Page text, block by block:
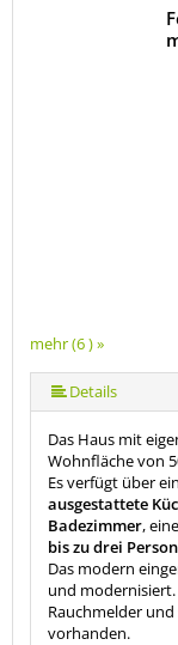
mehr (6 ) »
mehr (6 ) »
mehr (6 ) »
Details
Das Haus mit
Wohnfläche von
Es verfügt über ein
ausgestattete
Badezimmer, eine
bis zu drei
Das modern
und
Rauchmelder
vorhanden.